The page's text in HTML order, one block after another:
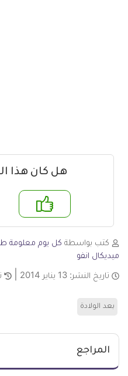
هل كان هذا
لا
كتب بواسطة كل يوم معلومة
ميديكال انفو
تاريخ النشر: 13 يناير 2014
بعد الولادة
المراجع